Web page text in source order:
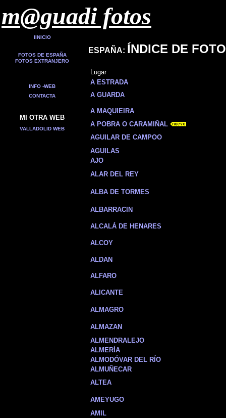
m@guadi fotos
IINICIO
FOTOS DE ESPAÑA
FOTOS EXTRANJERO
INFO -WEB
CONTACTA
MI OTRA WEB
VALLADOLID WEB
ESPAÑA: ÍNDICE DE
Lugar
A ESTRADA
A GUARDA
A MAQUIEIRA
A POBRA O CARAMIÑAL
AGUILAR DE CAMPOO
AGUILAS
AJO
ALAR DEL REY
ALBA DE TORMES
ALBARRACIN
ALCALÁ DE HENARES
ALCOY
ALDAN
ALFARO
ALICANTE
ALMAGRO
ALMAZAN
ALMENDRALEJO
ALMERÍA
ALMODÓVAR DEL RÍO
ALMUÑECAR
ALTEA
AMEYUGO
AMIL